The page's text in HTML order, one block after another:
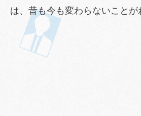
は、昔も今も変わらないことが